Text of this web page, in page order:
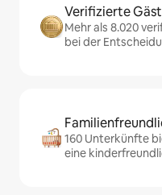
Verifizierte
Mehr als 8.020
bei der
160 Unterkünfte
eine